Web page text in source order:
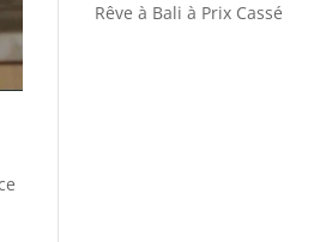
Rêve à Bali à Prix Cassé